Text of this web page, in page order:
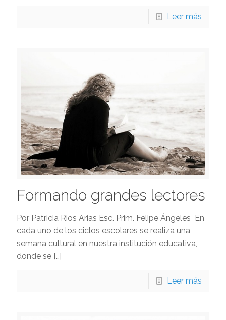
Leer más
Formando grandes lectores
Por Patricia Rios Arias Esc. Prim. Felipe Ángeles En
cada uno de los ciclos escolares se realiza una
semana cultural en nuestra institución educativa,
donde se […]
Leer más